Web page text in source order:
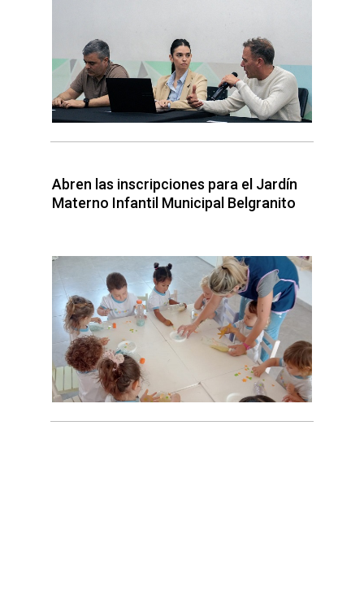
Abren las inscripciones para el Jardín
Materno Infantil Municipal Belgranito